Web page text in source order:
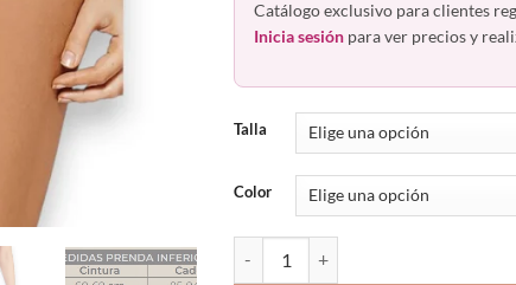
Catálogo exclusivo para clientes
Inicia sesión para ver precios y
Talla
Color